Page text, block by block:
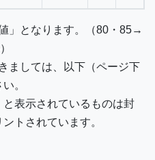
」となります。（80・85→
ましては、以下（ページ下
。
表示されているものは封
トされています。